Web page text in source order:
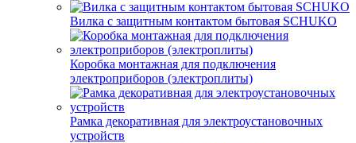
Вилка с защитным контактом бытовая SCHUKO
Коробка монтажная для подключения
электроприборов (электроплиты)
Рамка декоративная для электроустановочных
устройств